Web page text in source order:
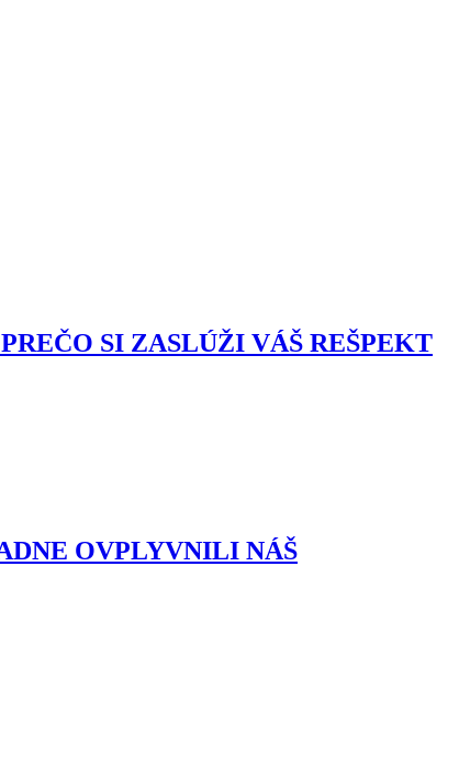
SI ZASLÚŽI VÁŠ REŠPEKT
OVPLYVNILI NÁŠ